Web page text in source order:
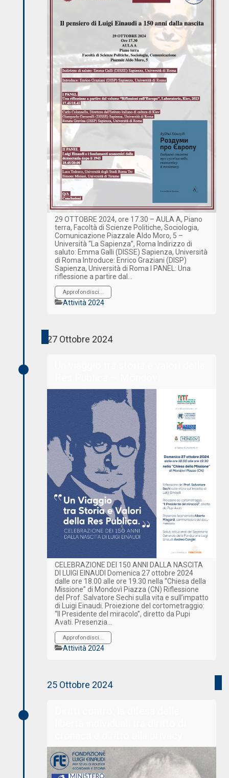
29 OTTOBRE 2024, ore 17.30 – AULA A, Piano
terra, Facoltà di Scienze Politiche, Sociologia,
Comunicazione Piazzale Aldo Moro, 5 –
Università “La Sapienza”, Roma Indirizzo di
saluto: Emma Galli (DISSE) Sapienza, Università
di Roma Introduce: Enrico Graziani (DISP)
Sapienza, Università di Roma I PANEL: Una
riflessione a partire dal…
Approfondisci...
Categorie
Attività 2024
27 Ottobre 2024
CELEBRAZIONE DEI 150 ANNI DALLA NASCITA
DI LUIGI EINAUDI Domenica 27 ottobre 2024
dalle ore 18.00 alle ore 19.30 nella “Chiesa della
Missione” di Mondovì Piazza (CN) Riflessione
del Prof. Salvatore Sechi sulla vita e sull’impatto
di Luigi Einaudi. Proiezione del cortometraggio:
“Il Presidente del miracolo”, diretto da Pupi
Avati. Presenzia…
Approfondisci...
Categorie
Attività 2024
25 Ottobre 2024